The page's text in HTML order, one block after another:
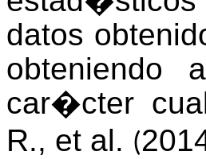
datos
car�cter
R., et al. (